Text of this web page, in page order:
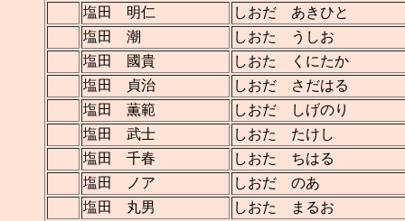
塩田 明仁
しおだ あきひと
塩田 潮
しおた うしお
塩田 國貴
しおた くにたか
塩田 貞治
しおだ さだはる
塩田 薫範
しおだ しげのり
塩田 武士
しおた たけし
塩田 千春
しおた ちはる
塩田 ノア
しおだ のあ
塩田 丸男
しおた まるお